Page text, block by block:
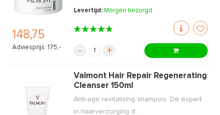
148,75
Adviesprijs: 175,-
Levertijd: Morgen bezorgd
- +
Valmont Hair Repair Regenerating
Cleanser 150ml
Anti-age revitalizing shampoo. De expert
in haarverzorging d ...